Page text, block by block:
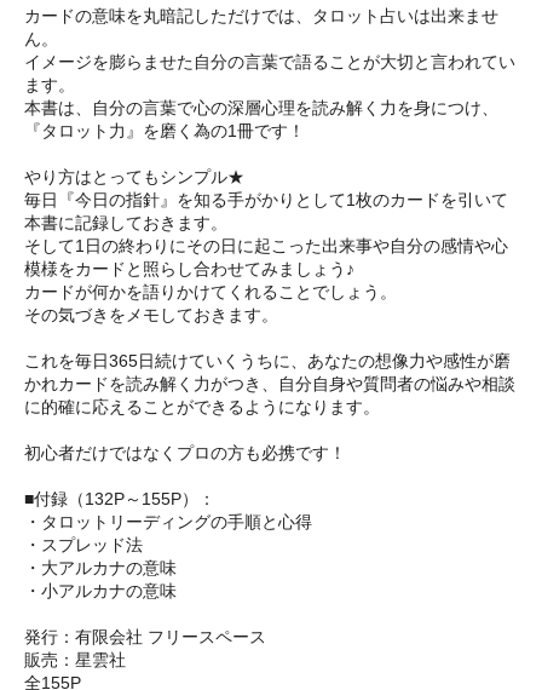
カードの意味を丸暗記しただけでは、タロット占いは出来ませ
ん。
イメージを膨らませた自分の言葉で語ることが大切と言われてい
ます。
本書は、自分の言葉で心の深層心理を読み解く力を身につけ、
『タロット力』を磨く為の1冊です！
やり方はとってもシンプル★
毎日『今日の指針』を知る手がかりとして1枚のカードを引いて
本書に記録しておきます。
そして1日の終わりにその日に起こった出来事や自分の感情や心
模様をカードと照らし合わせてみましょう♪
カードが何かを語りかけてくれることでしょう。
その気づきをメモしておきます。
これを毎日365日続けていくうちに、あなたの想像力や感性が磨
かれカードを読み解く力がつき、自分自身や質問者の悩みや相談
に的確に応えることができるようになります。
初心者だけではなくプロの方も必携です！
■付録（132P～155P）：
・タロットリーディングの手順と心得
・スプレッド法
・大アルカナの意味
・小アルカナの意味
発行：有限会社 フリースペース
販売：星雲社
全155P